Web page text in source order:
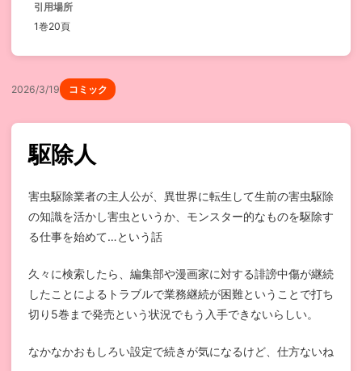
引用場所
1巻20頁
2026/3/19 コミック
駆除人
害虫駆除業者の主人公が、異世界に転生して生前の害虫駆除
の知識を活かし害虫というか、モンスター的なものを駆除す
る仕事を始めて…という話
久々に検索したら、編集部や漫画家に対する誹謗中傷が継続
したことによるトラブルで業務継続が困難ということで打ち
切り5巻まで発売という状況でもう入手できないらしい。
なかなかおもしろい設定で続きが気になるけど、仕方ないね